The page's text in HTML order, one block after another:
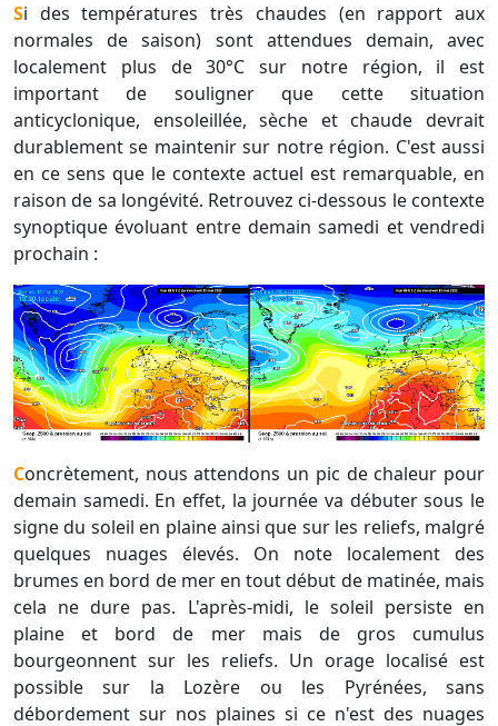
Si des températures très chaudes (en rapport aux
normales de saison) sont attendues demain, avec
localement plus de 30°C sur notre région, il est
important de souligner que cette situation
anticyclonique, ensoleillée, sèche et chaude devrait
durablement se maintenir sur notre région. C'est aussi
en ce sens que le contexte actuel est remarquable, en
raison de sa longévité. Retrouvez ci-dessous le contexte
synoptique évoluant entre demain samedi et vendredi
prochain :
Concrètement, nous attendons un pic de chaleur pour
demain samedi. En effet, la journée va débuter sous le
signe du soleil en plaine ainsi que sur les reliefs, malgré
quelques nuages élevés. On note localement des
brumes en bord de mer en tout début de matinée, mais
cela ne dure pas. L'après-midi, le soleil persiste en
plaine et bord de mer mais de gros cumulus
bourgeonnent sur les reliefs. Un orage localisé est
possible sur la Lozère ou les Pyrénées, sans
débordement sur nos plaines si ce n'est des nuages